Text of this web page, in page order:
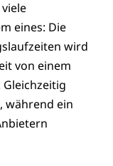
eines: Die
wird
von einem
während ein